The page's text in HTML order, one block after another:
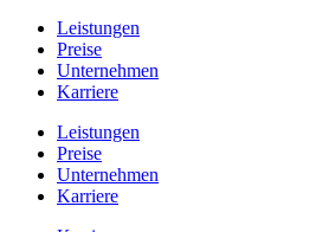
Leistungen
Preise
Unternehmen
Karriere
Leistungen
Preise
Unternehmen
Karriere